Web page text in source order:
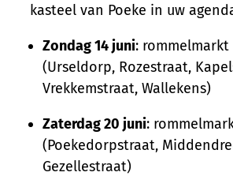
kasteel van Poeke in uw
Zondag 14 juni: rommelmarkt
(Urseldorp, Rozestraat,
Vrekkemstraat, Wallekens)
Zaterdag 20 juni:
(Poekedorpstraat,
Gezellestraat)